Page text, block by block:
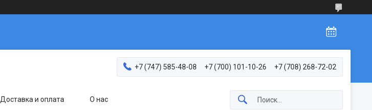
+7 (747) 585-48-08 +7 (700) 101-10-26 +7 (708) 268-72-02
Доставка и оплата О нас